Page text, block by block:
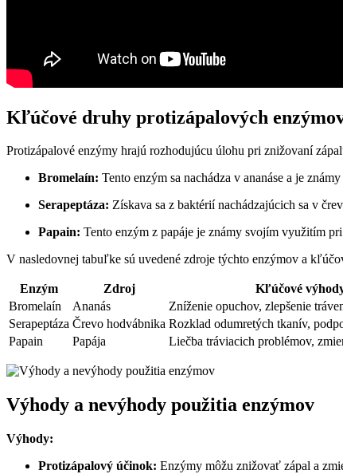
Kľúčové druhy protizápalových
Protizápalové enzýmy hrajú rozhodujúcu úlohu pri znižovaní
Bromelaín: Tento enzým sa nachádza v ananáse a je
Serapeptáza: Získava sa z baktérií nachádzajúcich sa v
Papain: Tento enzým z papáje je známy svojím využitím
V nasledovnej tabuľke sú uvedené zdroje týchto enzýmov a
Enzým Zdroj
Kľúčové
Bromelaín
Ananás
Zníženie opuchov, zlepšenie
Serapeptáza Črevo hodvábnika Rozklad odumretých tkanív,
Papain
Papája Liečba tráviacich problémov,
Výhody a nevýhody použitia enzýmov
Výhody:
Protizápalový účinok: Enzýmy môžu znižovať zápal a